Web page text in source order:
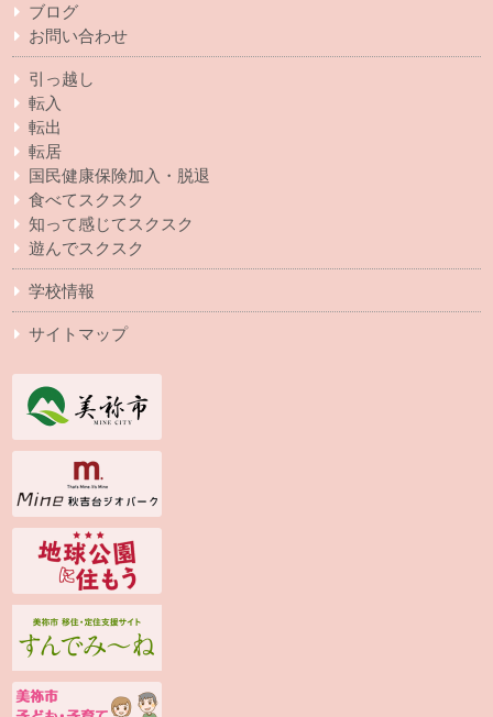
ブログ
お問い合わせ
引っ越し
転入
転出
転居
国民健康保険加入・脱退
食べてスクスク
知って感じてスクスク
遊んでスクスク
学校情報
サイトマップ